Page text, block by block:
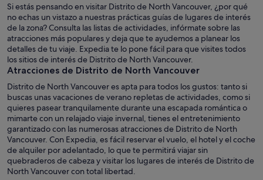
Si estás pensando en visitar Distrito de North Vancouver, ¿por qué
no echas un vistazo a nuestras prácticas guías de lugares de interés
de la zona? Consulta las listas de actividades, infórmate sobre las
atracciones más populares y deja que te ayudemos a planear los
detalles de tu viaje. Expedia te lo pone fácil para que visites todos
los sitios de interés de Distrito de North Vancouver.
Atracciones de Distrito de North Vancouver
Distrito de North Vancouver es apta para todos los gustos: tanto si
buscas unas vacaciones de verano repletas de actividades, como si
quieres pasear tranquilamente durante una escapada romántica o
mimarte con un relajado viaje invernal, tienes el entretenimiento
garantizado con las numerosas atracciones de Distrito de North
Vancouver. Con Expedia, es fácil reservar el vuelo, el hotel y el coche
de alquiler por adelantado, lo que te permitirá viajar sin
quebraderos de cabeza y visitar los lugares de interés de Distrito de
North Vancouver con total libertad.